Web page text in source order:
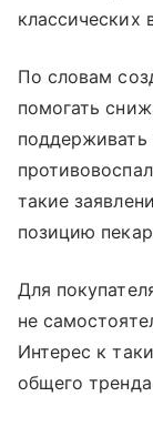
классических
По словам
помогать
поддерживать
такие
позицию
Для
не
Интерес к
общего